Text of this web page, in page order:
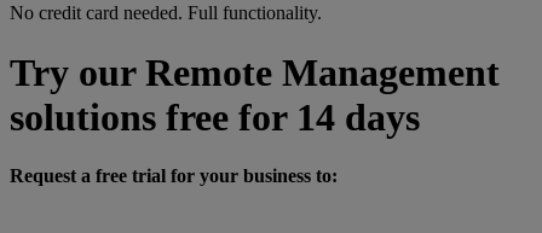
No credit card needed. Full functionality.
Try our Remote Management
solutions free for 14 days
Request a free trial for your business to: